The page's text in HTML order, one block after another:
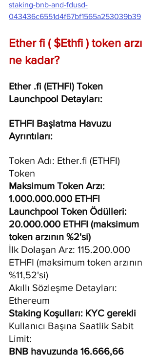
staking-bnb-and-fdusd-
043436c6551d4f67bf1565a253039b39
Ether fi ( $Ethfi ) token arzı
ne kadar?
Ether .fi (ETHFI) Token
Launchpool Detayları:
ETHFI Başlatma Havuzu
Ayrıntıları:
Token Adı: Ether.fi (ETHFI)
Token
Maksimum Token Arzı:
1.000.000.000 ETHFI
Launchpool Token Ödülleri:
20.000.000 ETHFI (maksimum
token arzının %2'si)
İlk Dolaşan Arz: 115.200.000
ETHFI (maksimum token arzının
%11,52'si)
Akıllı Sözleşme Detayları:
Ethereum
Staking Koşulları: KYC gerekli
Kullanıcı Başına Saatlik Sabit
Limit:
BNB havuzunda 16.666,66